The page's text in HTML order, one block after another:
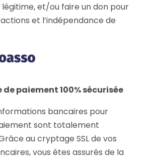
et/ou faire un don pour
et l’indépendance de
paiement 100% sécurisée
bancaires pour
sont totalement
au cryptage SSL de vos
vous êtes assurés de la